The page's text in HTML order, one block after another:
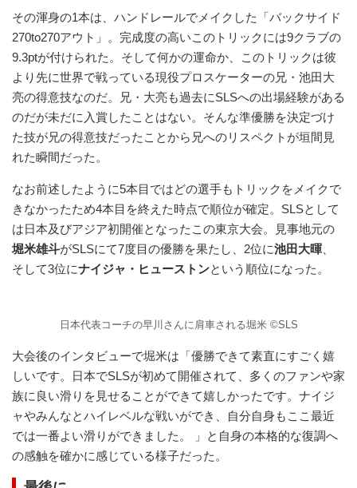
その渾身の1本は、ハンドレールでメイクした「バックサイド
270to270アウト」。完成度の高いこのトリックには9クラブの
9.3ptが付けられた。そして何かの運命か、このトリックは彼
より先に世界で戦っている現役プロスケーターの兄・池田大
亮の得意技なのだ。兄・大亮も過去にSLSへの出場経験がある
のだが未だに入賞したことはない。そんな準優勝を決定づけ
た技が兄の得意技だったことから兄へのリスペクトが垣間見
れた瞬間だった。
なお前述したように5本目ではどの選手もトリックをメイクで
きなかったため4本目を終えた時点で順位が確定。SLSとして
は日本及びアジア初開催となったこの東京大会。見事地元の
堀米雄斗がSLSにて7度目の優勝を果たし、2位に池田大暉
そして3位にナイジャ・ヒューストンという順位になった。
日本代表コーチの早川さんに肩車される堀米 ©︎SLS
大会後のインタビューで堀米は「優勝できて素直にすごく嬉
しいです。日本でSLSが初めて開催されて、多くのファンや家
族に良い滑りを見せることができて嬉しかったです。ナイジ
ャやみんなとハイレベルな戦いができ、自分自身もここ最近
では一番よい滑りができました。 」と自身の本格的な復調へ
の感触を確かに感じている様子だった。